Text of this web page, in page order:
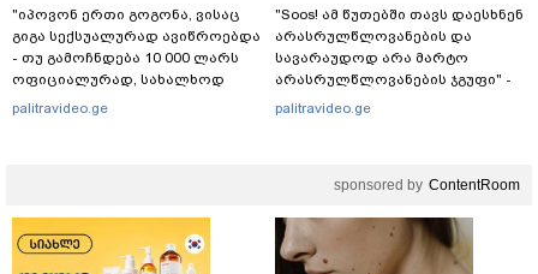
"იპოვონ ერთი გოგონა, ვისაც
გიგა სექსუალურად ავიწროებდა
- თუ გამოჩნდება 10 000 ლარს
ოფიციალურად, სახალხოდ
გადავცემ" - ეკა კუპატაძე
palitravideo.ge
"Soos! ამ წუთებში თავს დაესხნენ
არასრულწლოვანების და
სავარაუდოდ არა მარტო
არასრულწლოვანების ჯგუფი" -
რა ინფორმაციას ავრცელებს
palitravideo.ge
sponsored by ContentRoom